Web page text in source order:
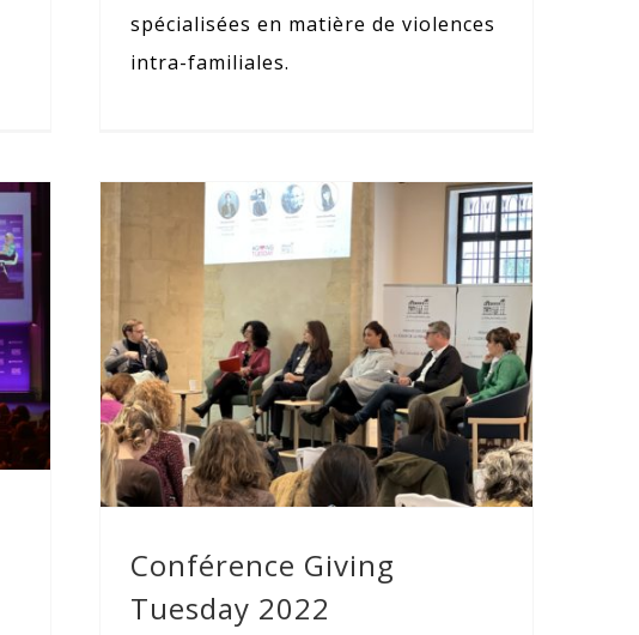
spécialisées en matière de violences
intra-familiales.
Conférence Giving Tuesday 2022
Conférence Giving
Tuesday 2022